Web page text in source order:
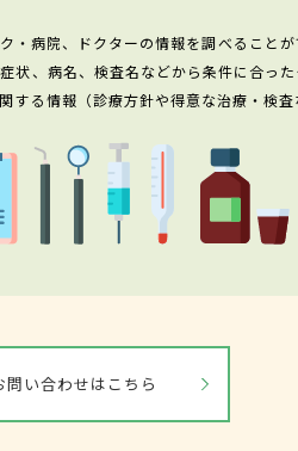
病院、ドクターの情報を調べることが
、病名、検査名などから条件に合っ
る情報（診療方針や得意な治療・検査
問い合わせはこちら